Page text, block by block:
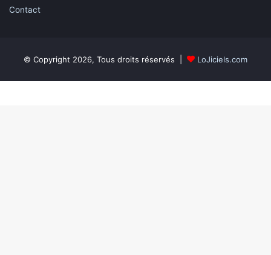
Contact
© Copyright 2026, Tous droits réservés | LoJiciels.com